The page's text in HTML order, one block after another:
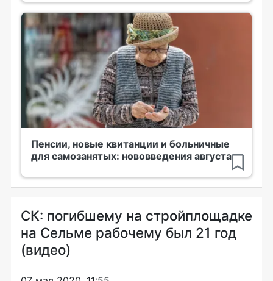
Пенсии, новые квитанции и больничные
для самозанятых: нововведения августа
СК: погибшему на стройплощадке
на Сельме рабочему был 21 год
(видео)